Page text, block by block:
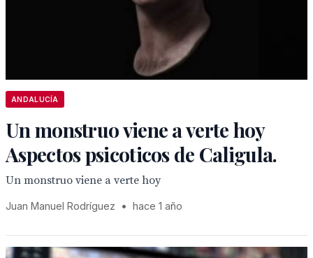
ANDALUCÍA
Un monstruo viene a verte hoy
Aspectos psicoticos de Caligula.
Un monstruo viene a verte hoy
Juan Manuel Rodríguez • hace 1 año